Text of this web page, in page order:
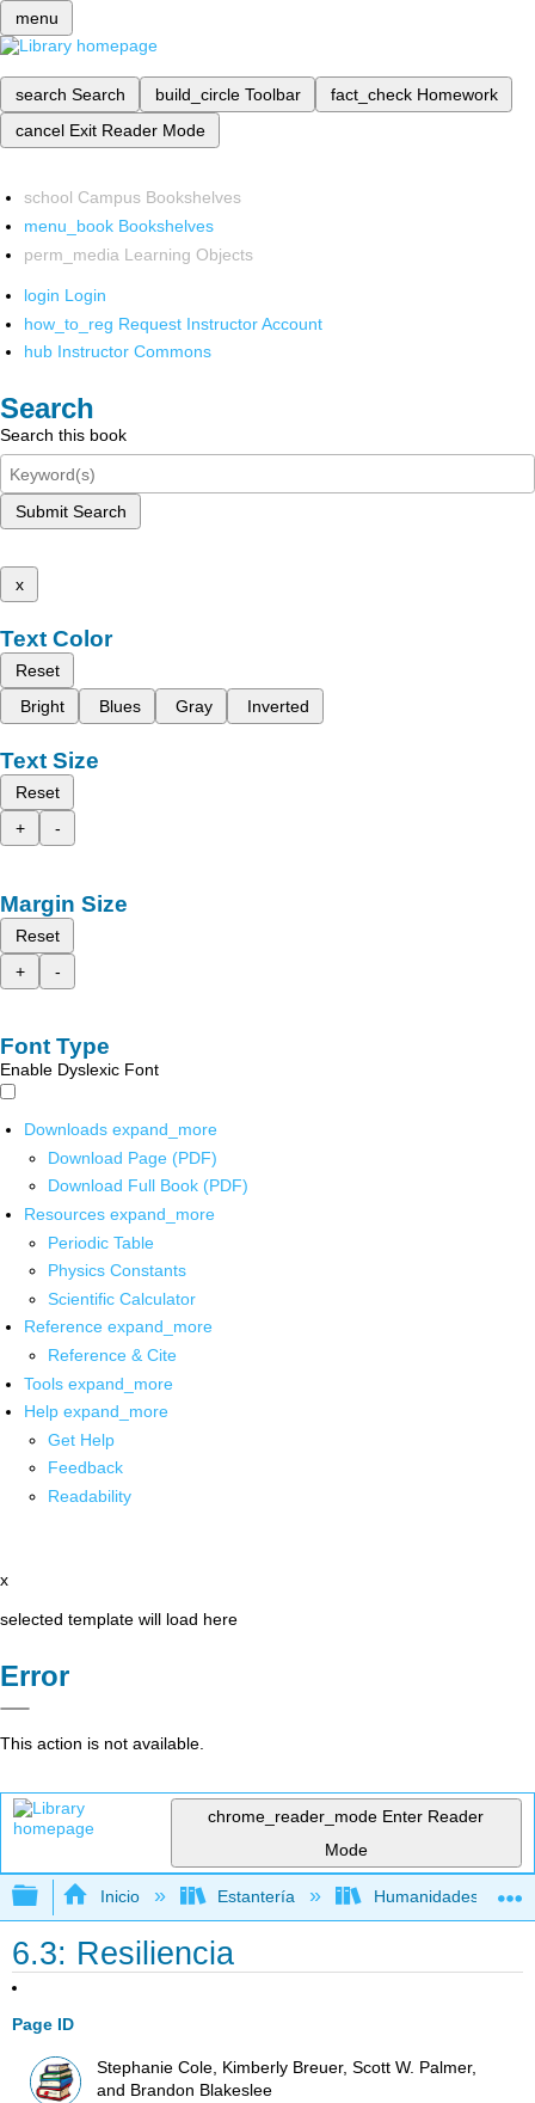
menu
search Search build_circle Toolbar fact_check Homework
cancel Exit Reader Mode
school Campus Bookshelves
menu_book Bookshelves
perm_media Learning Objects
login Login
how_to_reg Request Instructor Account
hub Instructor Commons
Search
Search this book
Submit Search
x
Text Color
Reset
Bright
Blues Gray Inverted
Text Size
Reset
+
-
Margin Size
Reset
+
-
Font Type
Enable Dyslexic Font
Downloads expand_more
Download Page (PDF)
Download Full Book (PDF)
Resources expand_more
Periodic Table
Physics Constants
Scientific Calculator
Reference expand_more
Reference & Cite
Tools expand_more
Help expand_more
Get Help
Feedback
Readability
x
selected template will load here
Error
This action is not available.
chrome_reader_mode Enter Reader
Mode
Expandir/contraer jerarquía global
Inicio Estantería Humanidades
6.3: Resiliencia
Page ID
Stephanie Cole, Kimberly Breuer, Scott W. Palmer,
and Brandon Blakeslee